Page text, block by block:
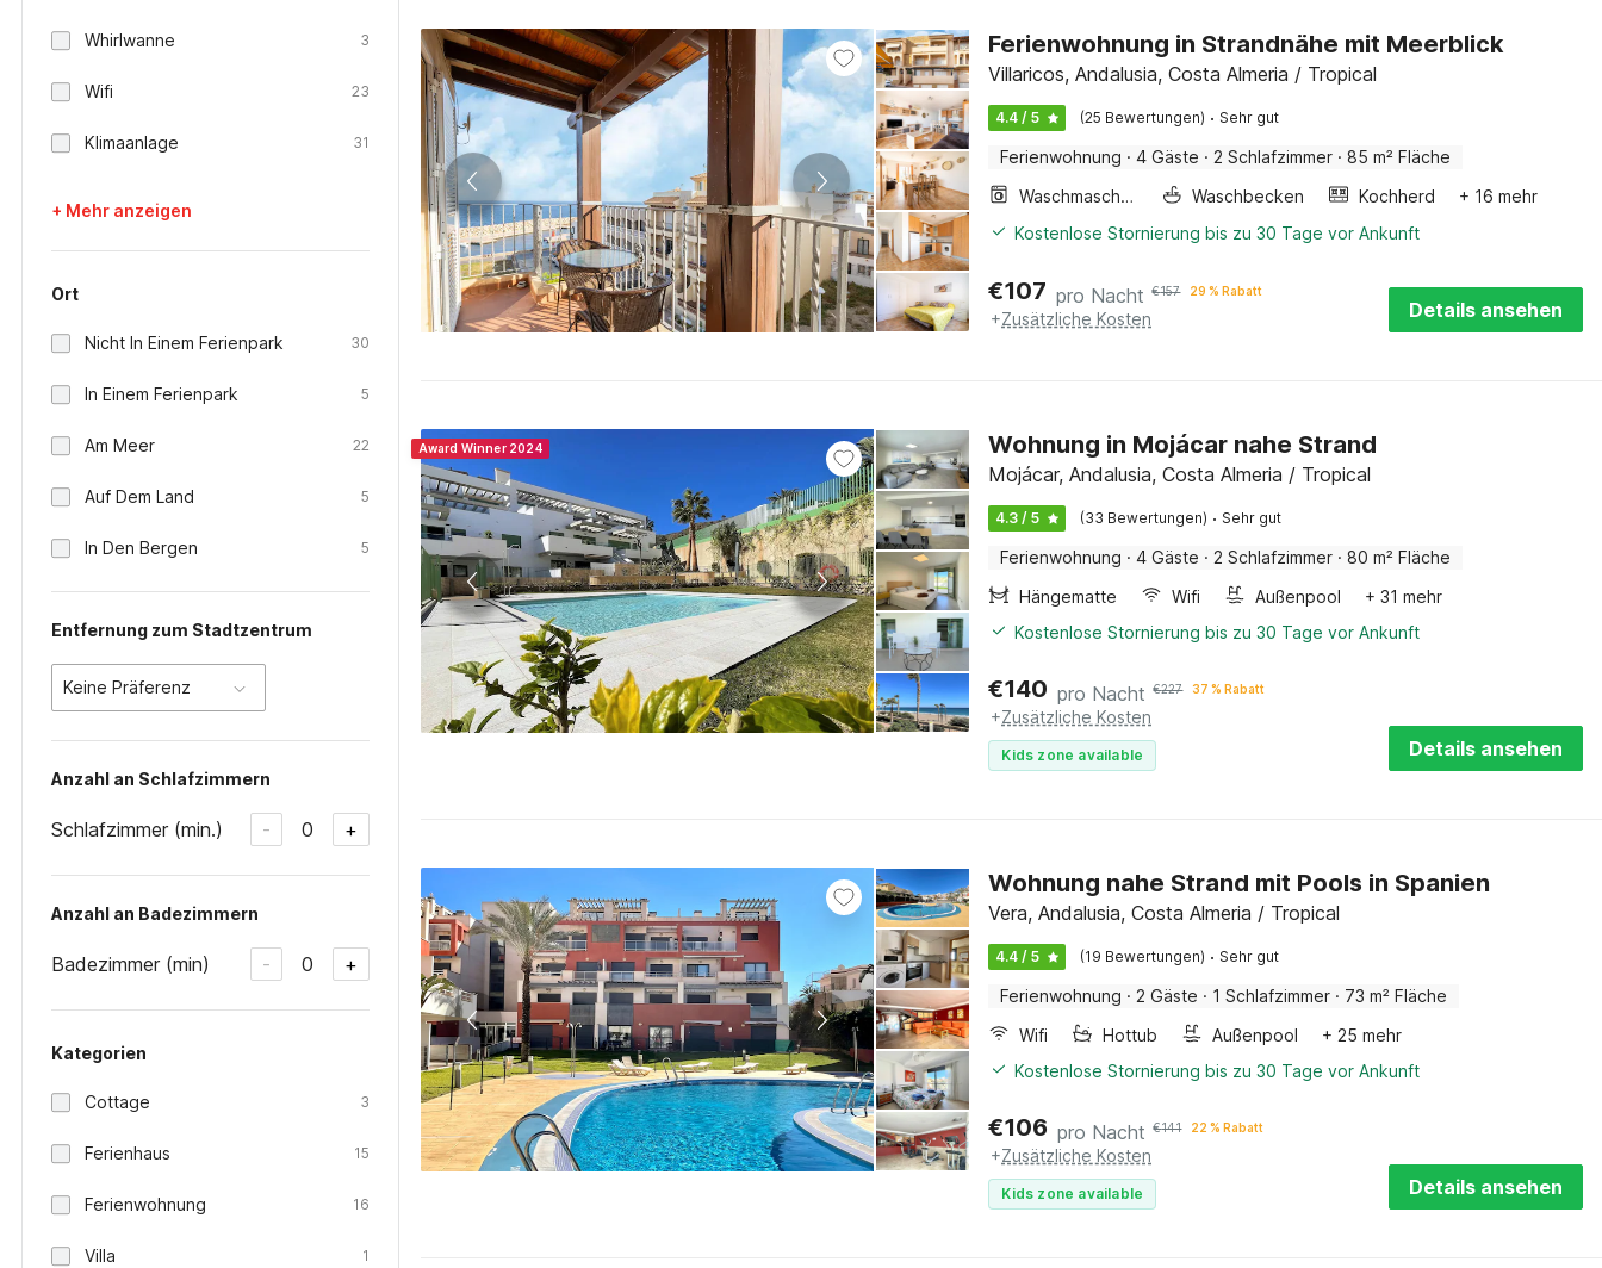
Whirlwanne 3
Wifi 23
Klimaanlage 31
+ Mehr anzeigen
Ort
Nicht In Einem Ferienpark 30
In Einem Ferienpark 5
Am Meer 22
Auf Dem Land 5
In Den Bergen 5
Entfernung zum Stadtzentrum
Keine Präferenz
Anzahl an Schlafzimmern
Schlafzimmer (min.) - 0 +
Anzahl an Badezimmern
Badezimmer (min) - 0 +
Kategorien
Cottage 3
Ferienhaus 15
Ferienwohnung 16
Villa 1
Ferienwohnung in Strandnähe mit Meerblick
Villaricos, Andalusia, Costa Almeria / Tropical
4.4 / 5 (25 Bewertungen) · Sehr gut
Ferienwohnung · 4 Gäste · 2 Schlafzimmer · 85 m² Fläche
Waschmaschine
Waschbecken Kochherd
+ 16 mehr
Kostenlose Stornierung bis zu 30 Tage vor Ankunft
€107 pro Nacht €157 29 % Rabatt
+Zusätzliche Kosten Details ansehen
Award Winner 2024 Wohnung in Mojácar nahe Strand
Mojácar, Andalusia, Costa Almeria / Tropical
4.3 / 5 (33 Bewertungen) · Sehr gut
Ferienwohnung · 4 Gäste · 2 Schlafzimmer · 80 m² Fläche
Hängematte
Wifi Außenpool
+ 31 mehr
Kostenlose Stornierung bis zu 30 Tage vor Ankunft
€140 pro Nacht €227 37 % Rabatt
+Zusätzliche Kosten
Kids zone available Details ansehen
Wohnung nahe Strand mit Pools in Spanien
Vera, Andalusia, Costa Almeria / Tropical
4.4 / 5 (19 Bewertungen) · Sehr gut
Ferienwohnung · 2 Gäste · 1 Schlafzimmer · 73 m² Fläche
Wifi
Hottub Außenpool
+ 25 mehr
Kostenlose Stornierung bis zu 30 Tage vor Ankunft
€106 pro Nacht €141 22 % Rabatt
+Zusätzliche Kosten
Kids zone available Details ansehen